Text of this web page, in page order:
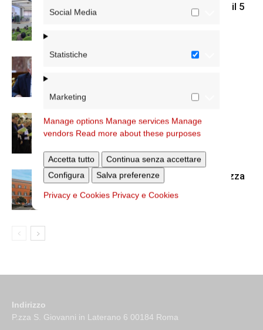
Social Media
Statistiche
Marketing
Manage options Manage services Manage
vendors Read more about these purposes
Accetta tutto
Continua senza accettare
Configura
Salva preferenze
Privacy e Cookies Privacy e Cookies
Insegnanti di religione: assemblea il 5
Insegnanti di religione: giornata di
spiritualità
«Attraversare la notte con la certezza
di ritrovare la luce»
Indirizzo
P.zza S. Giovanni in Laterano 6 00184 Roma